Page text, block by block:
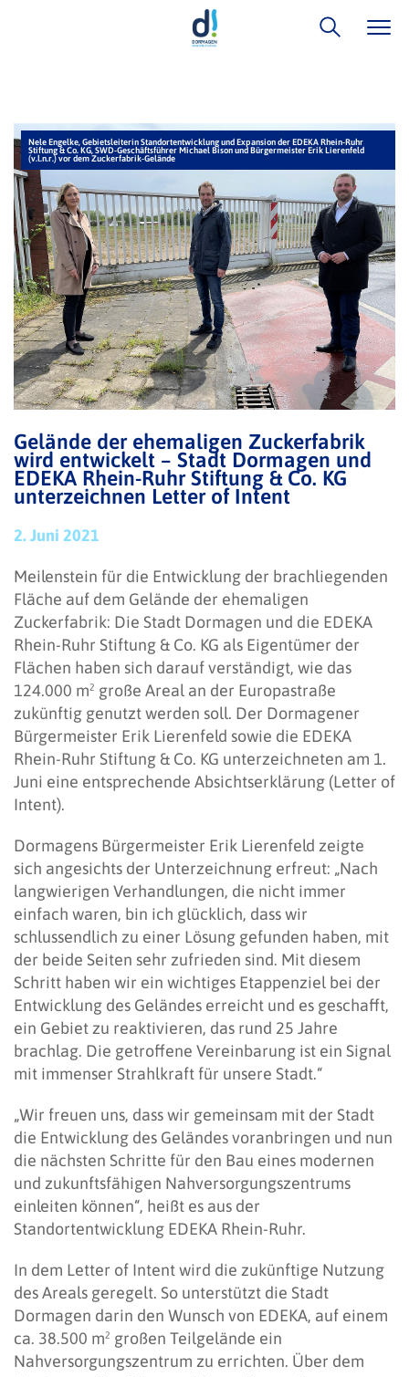
Nele Engelke, Gebietsleiterin Standortentwicklung und Expansion der EDEKA Rhein-Ruhr
Stiftung & Co. KG, SWD-Geschäftsführer Michael Bison und Bürgermeister Erik Lierenfeld
(v.l.n.r.) vor dem Zuckerfabrik-Gelände
Gelände der ehemaligen Zuckerfabrik
wird entwickelt – Stadt Dormagen und
EDEKA Rhein-Ruhr Stiftung & Co. KG
unterzeichnen Letter of Intent
2. Juni 2021
Meilenstein für die Entwicklung der brachliegenden
Fläche auf dem Gelände der ehemaligen
Zuckerfabrik: Die Stadt Dormagen und die EDEKA
Rhein-Ruhr Stiftung & Co. KG als Eigentümer der
Flächen haben sich darauf verständigt, wie das
124.000 m² große Areal an der Europastraße
zukünftig genutzt werden soll. Der Dormagener
Bürgermeister Erik Lierenfeld sowie die EDEKA
Rhein-Ruhr Stiftung & Co. KG unterzeichneten am 1.
Juni eine entsprechende Absichtserklärung (Letter of
Intent).
Dormagens Bürgermeister Erik Lierenfeld zeigte
sich angesichts der Unterzeichnung erfreut: „Nach
langwierigen Verhandlungen, die nicht immer
einfach waren, bin ich glücklich, dass wir
schlussendlich zu einer Lösung gefunden haben, mit
der beide Seiten sehr zufrieden sind. Mit diesem
Schritt haben wir ein wichtiges Etappenziel bei der
Entwicklung des Geländes erreicht und es geschafft,
ein Gebiet zu reaktivieren, das rund 25 Jahre
brachlag. Die getroffene Vereinbarung ist ein Signal
mit immenser Strahlkraft für unsere Stadt.“
„Wir freuen uns, dass wir gemeinsam mit der Stadt
die Entwicklung des Geländes voranbringen und nun
die nächsten Schritte für den Bau eines modernen
und zukunftsfähigen Nahversorgungszentrums
einleiten können“, heißt es aus der
Standortentwicklung EDEKA Rhein-Ruhr.
In dem Letter of Intent wird die zukünftige Nutzung
des Areals geregelt. So unterstützt die Stadt
Dormagen darin den Wunsch von EDEKA, auf einem
ca. 38.500 m² großen Teilgelände ein
Nahversorgungszentrum zu errichten. Über dem